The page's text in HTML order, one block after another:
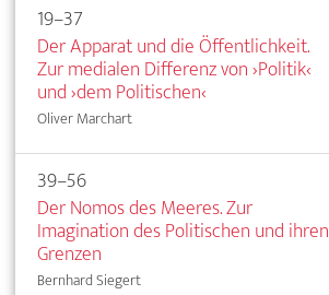
19–37
Der Apparat und die Öffentlichkeit.
Zur medialen Differenz von ›Politik‹
und ›dem Politischen‹
Oliver Marchart
39–56
Der Nomos des Meeres. Zur
Imagination des Politischen und ihren
Grenzen
Bernhard Siegert